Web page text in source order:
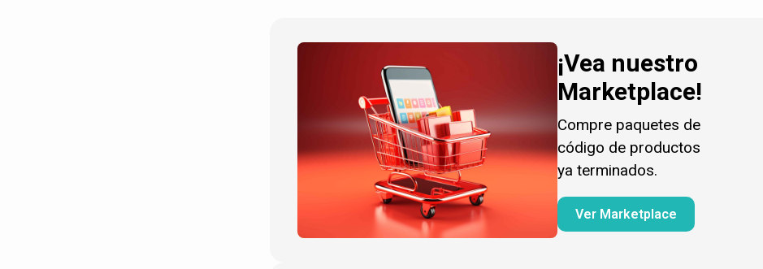
¡Vea nuestro
Marketplace!
Compre paquetes de
código de productos
ya terminados.
Ver Marketplace